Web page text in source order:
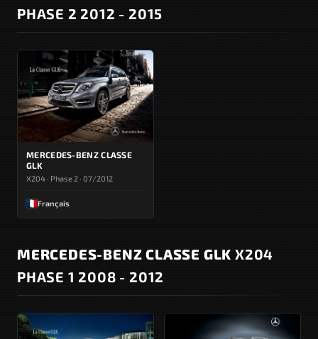
PHASE 2 2012 - 2015
MERCEDES-BENZ CLASSE
GLK
X204 · Phase 2 · 07/2012
Français
MERCEDES-BENZ CLASSE GLK X204
PHASE 1 2008 - 2012